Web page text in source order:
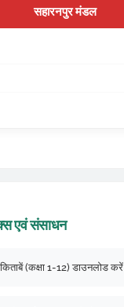
सहारनपुर मंडल
एवं संसाधन
(कक्षा 1-12) डाउनलोड करें